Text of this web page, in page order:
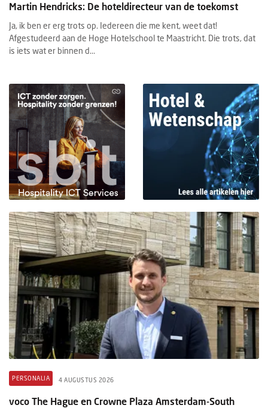
Martin Hendricks: De hoteldirecteur van de toekomst
Ja, ik ben er erg trots op. Iedereen die me kent, weet dat!
Afgestudeerd aan de Hoge Hotelschool te Maastricht. Die trots, dat
is iets wat er binnen d...
PERSONALIA 4 AUGUSTUS 2026
voco The Hague en Crowne Plaza Amsterdam-South